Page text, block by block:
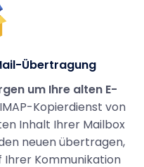
Übertragung
um Ihre alten E-
Kopierdienst von
Inhalt Ihrer Mailbox
neuen übertragen,
Kommunikation